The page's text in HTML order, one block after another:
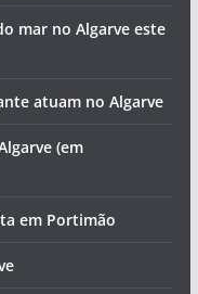
mar no Algarve este
atuam no Algarve
(em
em Portimão